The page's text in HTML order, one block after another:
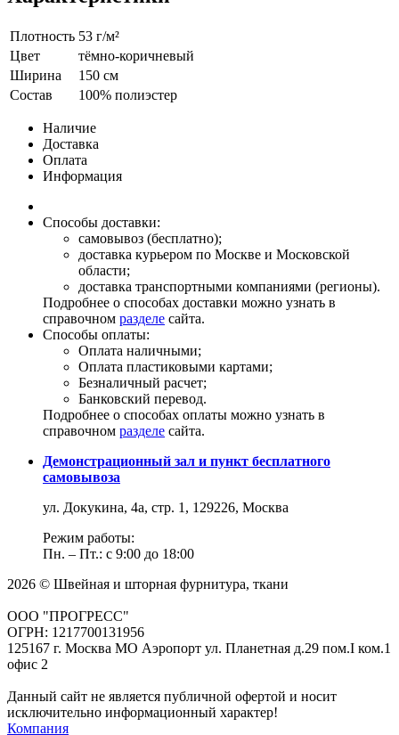
Плотность 53 г/м²
Цвет
тёмно-коричневый
Ширина
150 см
Состав
100% полиэстер
Наличие
Доставка
Оплата
Информация
Способы доставки:
самовывоз (бесплатно);
доставка курьером по Москве и Московской
области;
доставка транспортными компаниями (регионы).
Подробнее о способах доставки можно узнать в
справочном разделе сайта.
Способы оплаты:
Оплата наличными;
Оплата пластиковыми картами;
Безналичный расчет;
Банковский перевод.
Подробнее о способах оплаты можно узнать в
справочном разделе сайта.
Демонстрационный зал и пункт бесплатного
самовывоза
ул. Докукина, 4а, стр. 1, 129226, Москва
Режим работы:
Пн. – Пт.: с 9:00 до 18:00
2026 © Швейная и шторная фурнитура, ткани
ООО "ПРОГРЕСС"
ОГРН: 1217700131956
125167 г. Москва МО Аэропорт ул. Планетная д.29 пом.I ком.1
офис 2
Данный сайт не является публичной офертой и носит
исключительно информационный характер!
Компания